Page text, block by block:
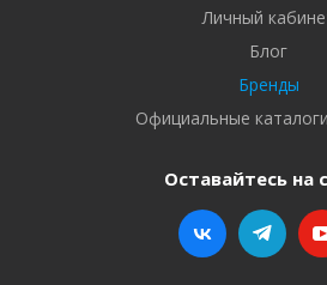
Личный
Блог
Бренды
Официальные
Оставайтесь на